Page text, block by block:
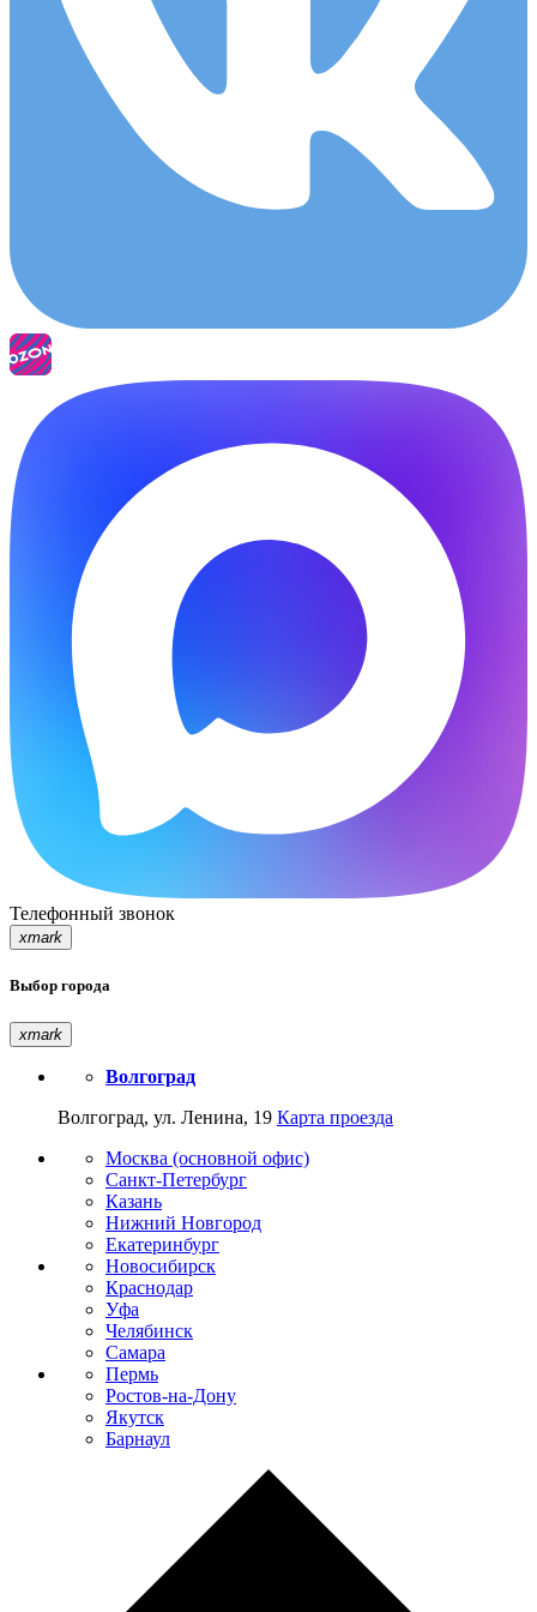
Телефонный звонок
xmark
Выбор города
xmark
Волгоград
Волгоград, ул. Ленина, 19 Карта проезда
Москва (основной офис)
Санкт-Петербург
Казань
Нижний Новгород
Екатеринбург
Новосибирск
Краснодар
Уфа
Челябинск
Самара
Пермь
Ростов-на-Дону
Якутск
Барнаул